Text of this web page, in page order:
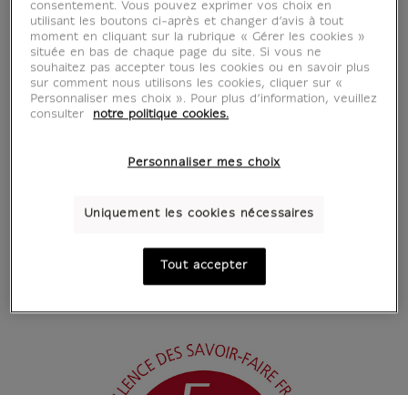
consentement. Vous pouvez exprimer vos choix en
utilisant les boutons ci-après et changer d’avis à tout
moment en cliquant sur la rubrique « Gérer les cookies »
située en bas de chaque page du site. Si vous ne
souhaitez pas accepter tous les cookies ou en savoir plus
sur comment nous utilisons les cookies, cliquer sur «
Personnaliser mes choix ». Pour plus d’information, veuillez
consulter
notre politique cookies.
Personnaliser mes choix
Uniquement les cookies nécessaires
Tout accepter